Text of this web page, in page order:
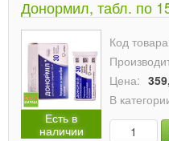
Донормил, табл. по
Есть в
наличии
Код
Цена:
В